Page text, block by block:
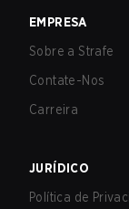
EMPRESA
Sobre a Strafe
Contate-Nos
Carreira
JURÍDICO
Política de